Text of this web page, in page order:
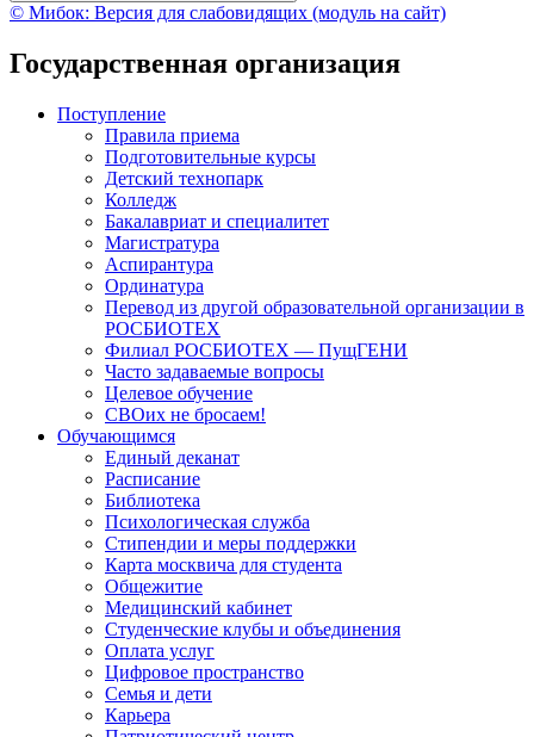
© Мибок: Версия для слабовидящих (модуль на сайт)
Государственная организация
Поступление
Правила приема
Подготовительные курсы
Детский технопарк
Колледж
Бакалавриат и специалитет
Магистратура
Аспирантура
Ординатура
Перевод из другой образовательной организации в
РОСБИОТЕХ
Филиал РОСБИОТЕХ — ПущГЕНИ
Часто задаваемые вопросы
Целевое обучение
СВОих не бросаем!
Обучающимся
Единый деканат
Расписание
Библиотека
Психологическая служба
Стипендии и меры поддержки
Карта москвича для студента
Общежитие
Медицинский кабинет
Студенческие клубы и объединения
Оплата услуг
Цифровое пространство
Семья и дети
Карьера